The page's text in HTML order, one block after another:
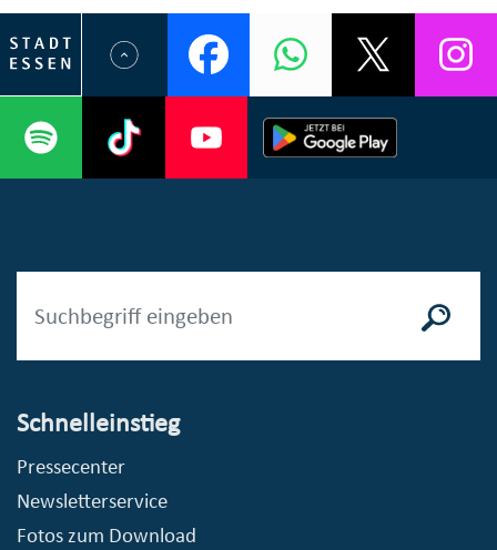
Schnelleinstieg
Pressecenter
Newsletterservice
Fotos zum Download